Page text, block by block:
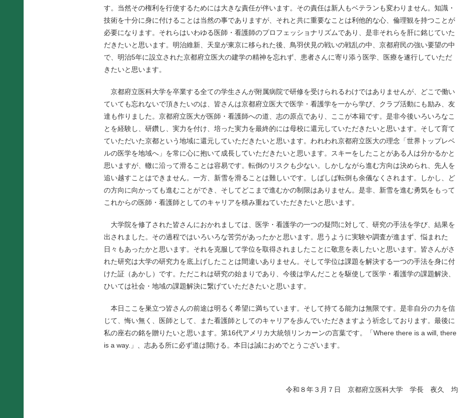
す。当然その権利を行使するためには大きな責任が伴います。その責任は新人もベテランも変わりません。知識・
技術を十分に身に付けることは当然の事でありますが、それと共に重要なことは利他的な心、倫理観を持つことが
必要になります。それらはいわゆる医師・看護師のプロフェッショナリズムであり、是非それらを肝に銘じていた
だきたいと思います。明治維新、天皇が東京に移られた後、鳥羽伏見の戦いの戦乱の中、京都府民の強い要望の中
で、明治5年に設立された京都府立医大の建学の精神を忘れず、患者さんに寄り添う医学、医療を遂行していただ
きたいと思います。
京都府立医科大学を卒業する全ての学生さんが附属病院で研修を受けられるわけではありませんが、どこで働い
ていても忘れないで頂きたいのは、皆さんは京都府立医大で医学・看護学を一から学び、クラブ活動にも励み、友
達も作りました。京都府立医大が医師・看護師への道、志の原点であり、ここが本籍です。是非今後いろいろなこ
とを経験し、研鑽し、実力を付け、培った実力を最終的には母校に還元していただきたいと思います。そして育て
ていただいた京都という地域に還元していただきたいと思います。われわれ京都府立医大の理念「世界トップレベ
ルの医学を地域へ」を常に心に抱いて成長していただきたいと思います。スキーをしたことがある人は分かるかと
思いますが、轍に沿って滑ることは容易です。転倒のリスクも少ない。しかしながら進む方向は決められ、先人を
追い越すことはできません。一方、新雪を滑ることは難しいです。しばしば転倒も余儀なくされます。しかし、ど
の方向に向かっても進むことができ、そしてどこまで進むかの制限はありません。是非、新雪を進む勇気をもって
これからの医師・看護師としてのキャリアを積み重ねていただきたいと思います。
大学院を修了された皆さんにおかれましては、医学・看護学の一つの疑問に対して、研究の手法を学び、結果を
出されました。その過程ではいろいろな苦労があったかと思います。思うように実験や調査が進まず、悩まれた
日々もあったかと思います。それを克服して学位を取得されましたことに敬意を表したいと思います。皆さんがさ
れた研究は大学の研究力を底上げしたことは間違いありません。そして学位は課題を解決する一つの手法を身に付
けた証（あかし）です。ただこれは研究の始まりであり、今後は学んだことを駆使して医学・看護学の課題解決、
ひいては社会・地域の課題解決に繋げていただきたいと思います。
本日ここを巣立つ皆さんの前途は明るく希望に満ちています。そして持てる能力は無限です。是非自分の力を信
じて、悔い無く、医師として、また看護師としてのキャリアを歩んでいただきますよう祈念しております。最後に
私の座右の銘を贈りたいと思います。第16代アメリカ大統領リンカーンの言葉です。「Where there is a will, there
is a way.」、志ある所に必ず道は開ける。本日は誠におめでとうございます。
令和８年３月７日 京都府立医科大学 学長 夜久 均